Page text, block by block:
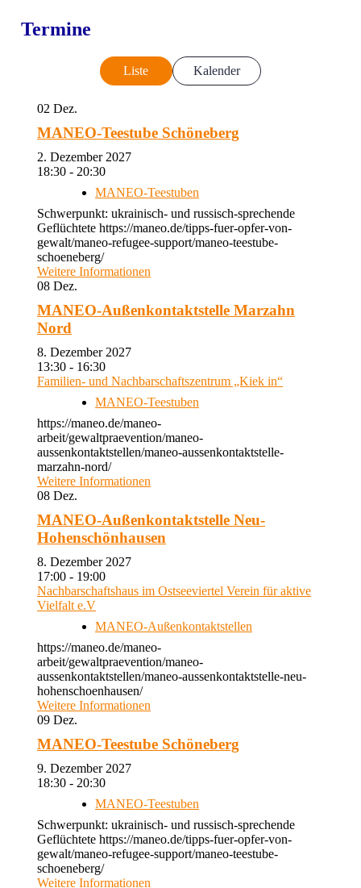
Termine
Liste Kalender
02 Dez.
MANEO-Teestube Schöneberg
2. Dezember 2027
18:30 - 20:30
MANEO-Teestuben
Schwerpunkt: ukrainisch- und russisch-sprechende
Geflüchtete https://maneo.de/tipps-fuer-opfer-von-
gewalt/maneo-refugee-support/maneo-teestube-
schoeneberg/
Weitere Informationen
08 Dez.
MANEO-Außenkontaktstelle Marzahn
Nord
8. Dezember 2027
13:30 - 16:30
Familien- und Nachbarschaftszentrum „Kiek in“
MANEO-Teestuben
https://maneo.de/maneo-
arbeit/gewaltpraevention/maneo-
aussenkontaktstellen/maneo-aussenkontaktstelle-
marzahn-nord/
Weitere Informationen
08 Dez.
MANEO-Außenkontaktstelle Neu-
Hohenschönhausen
8. Dezember 2027
17:00 - 19:00
Nachbarschaftshaus im Ostseeviertel Verein für aktive
Vielfalt e.V
MANEO-Außenkontaktstellen
https://maneo.de/maneo-
arbeit/gewaltpraevention/maneo-
aussenkontaktstellen/maneo-aussenkontaktstelle-neu-
hohenschoenhausen/
Weitere Informationen
09 Dez.
MANEO-Teestube Schöneberg
9. Dezember 2027
18:30 - 20:30
MANEO-Teestuben
Schwerpunkt: ukrainisch- und russisch-sprechende
Geflüchtete https://maneo.de/tipps-fuer-opfer-von-
gewalt/maneo-refugee-support/maneo-teestube-
schoeneberg/
Weitere Informationen